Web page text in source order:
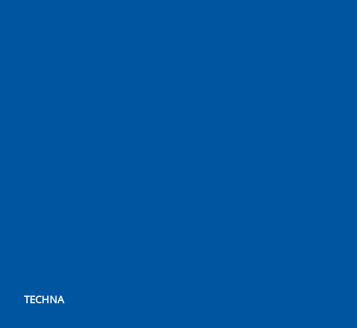
TECHNA